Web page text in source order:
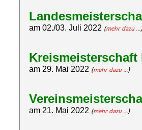
am 02./03. Juli 2022 (mehr dazu ...)
Kreismeisterschaft
am 29. Mai 2022 (mehr dazu ...)
am 21. Mai 2022 (mehr dazu ...)